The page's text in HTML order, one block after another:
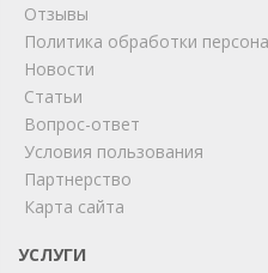
Отзывы
Политика обработки
Новости
Статьи
Вопрос-ответ
Условия пользования
Партнерство
Карта сайта
УСЛУГИ